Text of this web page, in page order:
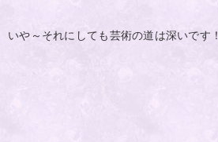
いや～それにしても芸術の道は深いです！